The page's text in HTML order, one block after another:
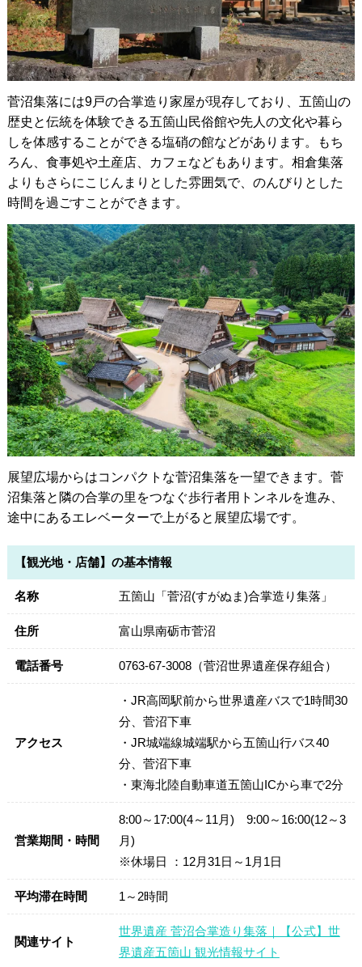
菅沼集落には9戸の合掌造り家屋が現存しており、五箇山の
歴史と伝統を体験できる五箇山民俗館や先人の文化や暮ら
しを体感することができる塩硝の館などがあります。もち
ろん、食事処や土産店、カフェなどもあります。相倉集落
よりもさらにこじんまりとした雰囲気で、のんびりとした
時間を過ごすことができます。
展望広場からはコンパクトな菅沼集落を一望できます。菅
沼集落と隣の合掌の里をつなぐ歩行者用トンネルを進み、
途中にあるエレベーターで上がると展望広場です。
【観光地・店舗】の基本情報
名称 五箇山「菅沼(すがぬま)合掌造り集落」
住所 富山県南砺市菅沼
電話番号 0763-67-3008（菅沼世界遺産保存組合）
アクセス
・JR高岡駅前から世界遺産バスで1時間30
分、菅沼下車
・JR城端線城端駅から五箇山行バス40
分、菅沼下車
・東海北陸自動車道五箇山ICから車で2分
営業期間・時間
8:00～17:00(4～11月) 9:00～16:00(12～3
月)
※休場日 ：12月31日～1月1日
平均滞在時間 1～2時間
関連サイト
世界遺産 菅沼合掌造り集落｜【公式】世
界遺産五箇山 観光情報サイト